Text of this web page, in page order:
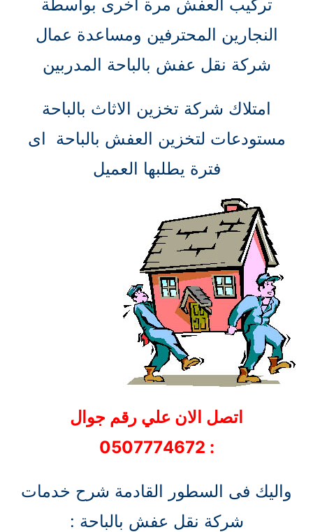
تركيب العفش مرة اخرى بواسطة
النجارين المحترفين ومساعدة عمال
شركة نقل عفش بالباحة المدربين
امتلاك شركة تخزين الاثاث بالباحة
مستودعات لتخزين العفش بالباحة اى
فترة يطلبها العميل
اتصل الان علي رقم جوال
: 0507774672
واليك فى السطور القادمة شرح خدمات
شركة نقل عفش بالباحة :